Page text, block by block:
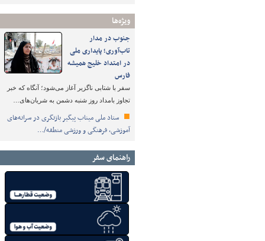
ویژه‌ها
جنوب در مدار
تاب‌آوری؛ پایداری ملی
در امتداد خلیج همیشه
فارس
سفر با شتابی ناگزیر آغاز می‌شود؛ آنگاه که خبر
تجاوز بامداد روز شنبه دشمن به شریان‌های…
ستاد ملی میناب پیگیر بازنگری در سرانه‌های
آموزشی، فرهنگی و ورزشی منطقه/…
راهنمای سفر